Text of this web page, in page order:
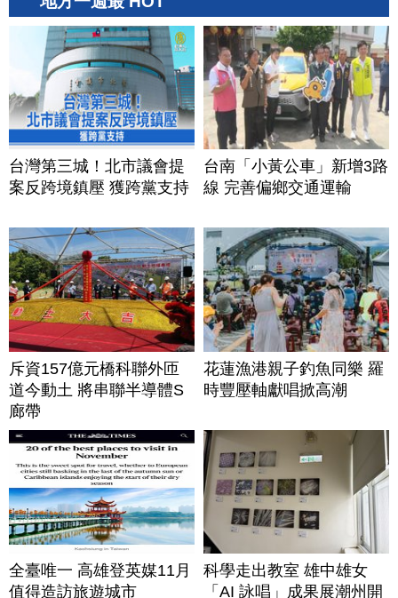
台灣第三城！北市議會提
案反跨境鎮壓 獲跨黨支持
台南「小黃公車」新增3路
線 完善偏鄉交通運輸
斥資157億元橋科聯外匝
道今動土 將串聯半導體S
廊帶
花蓮漁港親子釣魚同樂 羅
時豐壓軸獻唱掀高潮
全臺唯一 高雄登英媒11月
值得造訪旅遊城市
科學走出教室 雄中雄女
「AI 詠唱」成果展潮州開